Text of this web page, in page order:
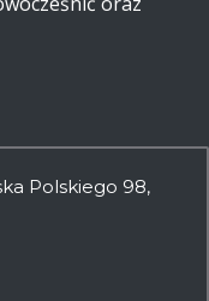
Polskiego 98,